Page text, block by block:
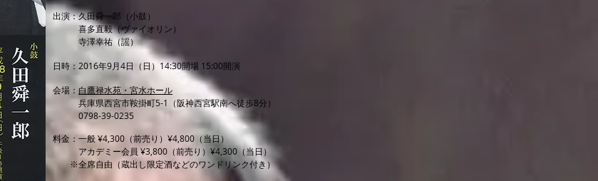
出演：久田舜一郎（小鼓）
喜多直毅（ヴァイオリン）
寺澤幸祐（謡）
日時：2016年9月4日（日）14:30開場 15:00開演
会場： 白鷹禄水苑・宮水ホール
兵庫県西宮市鞍掛町5-1（阪神西宮駅南へ徒歩8分）
0798-39-0235
料金：一般 ¥4,300（前売り）¥4,800（当日）
アカデミー会員 ¥3,800（前売り）¥4,300（当日）
※全席自由（蔵出し限定酒などのワンドリンク付き）